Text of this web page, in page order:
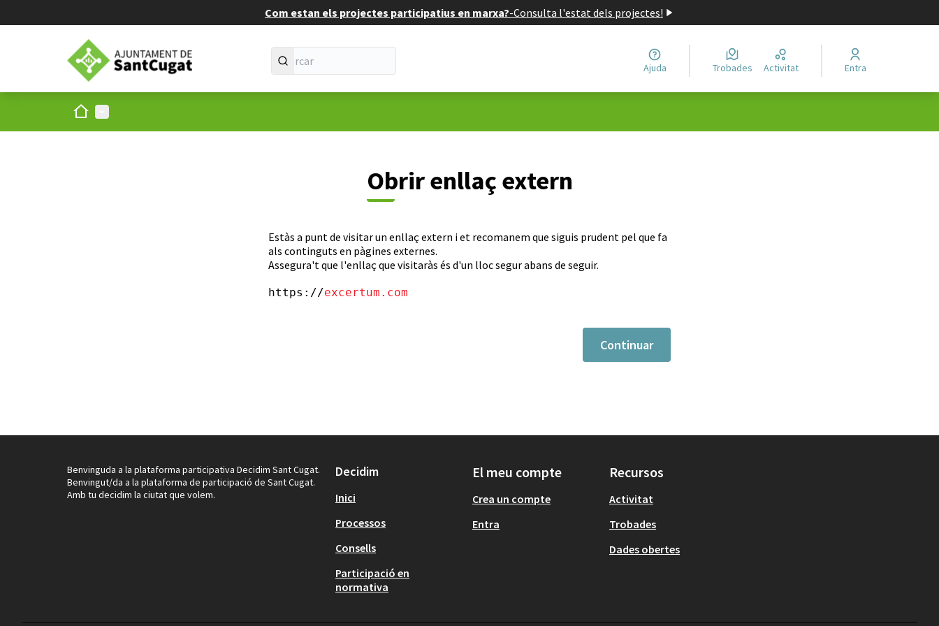
Com estan els projectes participatius en marxa?-Consulta l'estat dels projectes!
Ajuda Trobades Activitat Entra
Inici Menú principal
Obrir enllaç extern
Estàs a punt de visitar un enllaç extern i et recomanem que siguis prudent pel que fa
als continguts en pàgines externes.
Assegura't que l'enllaç que visitaràs és d'un lloc segur abans de seguir.
https://excertum.com
Continuar
Benvinguda a la plataforma participativa Decidim Sant Cugat.
Benvingut/da a la plataforma de participació de Sant Cugat.
Amb tu decidim la ciutat que volem.
Decidim
Inici
Processos
Consells
Participació en
normativa
El meu compte
Crea un compte
Entra
Recursos
Activitat
Trobades
Dades obertes